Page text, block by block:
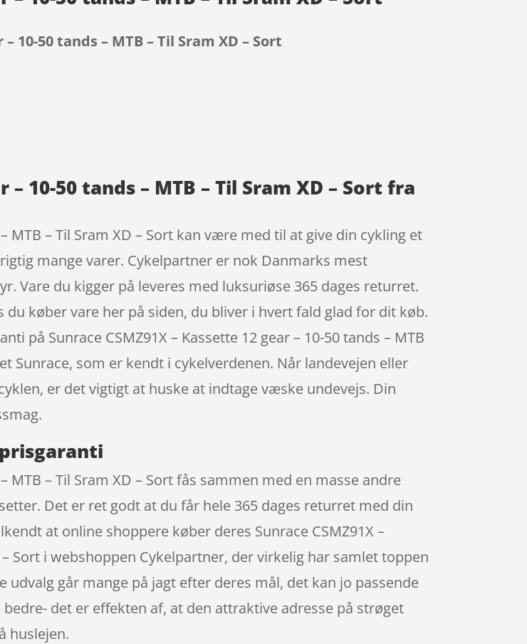
10-50 tands – MTB – Til Sram XD – Sort
– 10-50 tands – MTB – Til Sram XD – Sort fra
MTB – Til Sram XD – Sort kan være med til at give din cykling et
mange varer. Cykelpartner er nok Danmarks mest
Vare du kigger på leveres med luksuriøse 365 dages returret.
køber vare her på siden, du bliver i hvert fald glad for dit køb.
på Sunrace CSMZ91X – Kassette 12 gear – 10-50 tands – MTB
Sunrace, som er kendt i cykelverdenen. Når landevejen eller
er det vigtigt at huske at indtage væske undevejs. Din
MTB – Til Sram XD – Sort fås sammen med en masse andre
Det er ret godt at du får hele 365 dages returret med din
at online shoppere køber deres Sunrace CSMZ91X –
– Sort i webshoppen Cykelpartner, der virkelig har samlet toppen
går mange på jagt efter deres mål, det kan jo passende
det er effekten af, at den attraktive adresse på strøget
huslejen.